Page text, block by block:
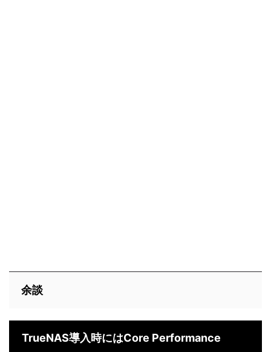
余談
TrueNAS導入時にはCore Performance